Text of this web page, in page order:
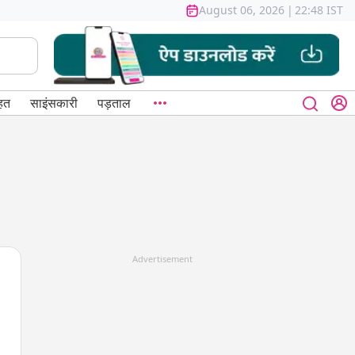
August 06, 2026 | 22:48 IST
साइंसकारी पड़ताल
Advertisement